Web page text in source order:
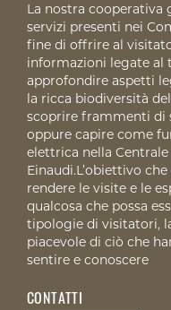
La nostra cooperativa
servizi presenti nei
fine di offrire al
informazioni legate
approfondire aspetti
la ricca biodiversità
scoprire frammenti di
oppure capire come
elettrica nella
Einaudi.L’obiettivo
rendere le visite e le
qualcosa che possa
tipologie di visitatori,
piacevole di ciò che
sentire e conoscere
CONTATTI